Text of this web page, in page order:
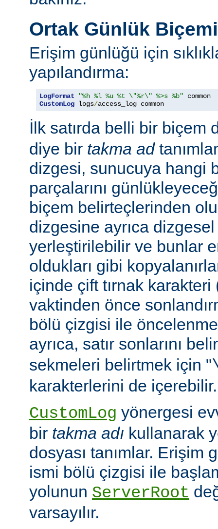
Ortak Günlük
Erişim günlüğü için
yapılandırma:
LogFormat "%h %l %u %t \"%r\" %>s %b"
CustomLog logs/access_log common
İlk satırda belli bir biçem
diye bir takma ad
dizgesi, sunucuya hangi
parçalarını
biçem belirteçlerinden
dizgesine ayrıca
yerleştirilebilir ve bunlar
oldukları gibi
içinde çift tırnak
vaktinden önce
bölü çizgisi ile
ayrıca, satır sonlarını
sekmeleri belirtmek için "
karakterlerini de içerebilir.
CustomLog yönergesi
bir takma adı kullanarak
dosyası tanımlar. Erişim
ismi bölü çizgisi ile
yolunun ServerRoot
varsayılır.